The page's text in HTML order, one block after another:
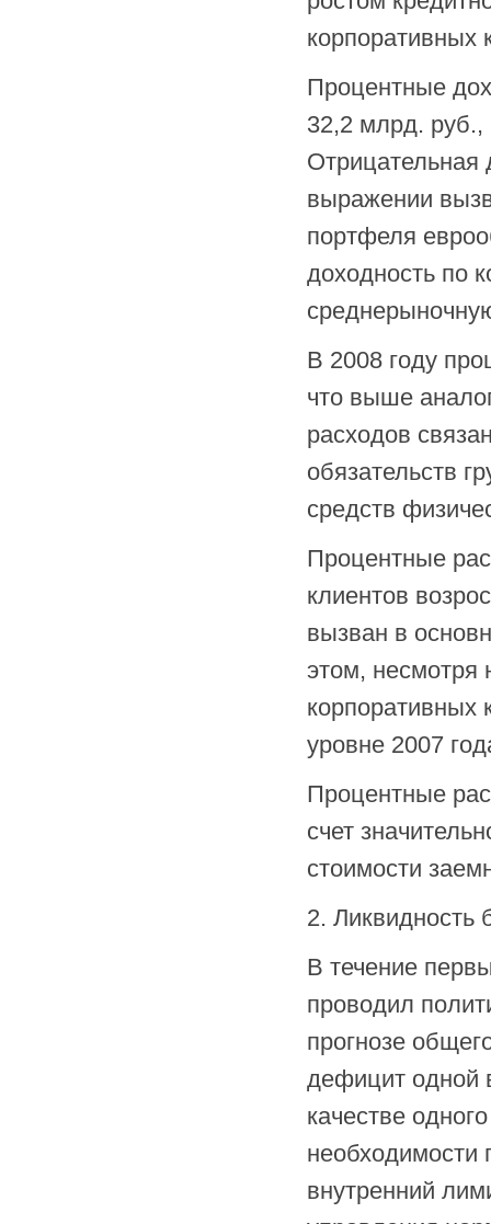
корпоративных
Процентные
32,2 млрд. руб.,
выражении
портфеля
доходность по
В 2008 году
что выше
расходов
обязательств
средств
Процентные
клиентов
вызван в
этом, несмотря
корпоративных
уровне 2007
Процентные
счет
стоимости
2. Ликвидность
В течение
проводил
прогнозе
дефицит одной
качестве
необходимости
внутренний